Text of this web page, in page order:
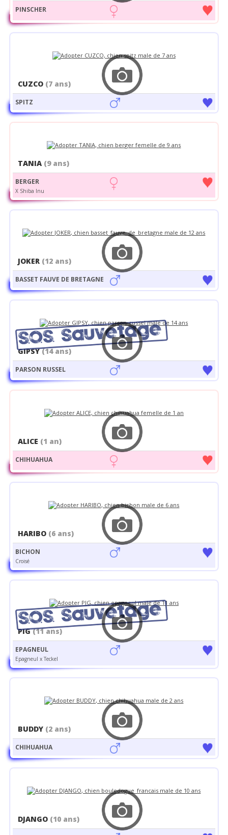
PINSCHER
CUZCO (7 ans)
SPITZ
TANIA (9 ans)
BERGER
X Shiba Inu
JOKER (12 ans)
BASSET FAUVE DE BRETAGNE
GIPSY(14 ans)
PARSON RUSSEL
ALICE (1 an)
CHIHUAHUA
HARIBO (6 ans)
BICHON
Croisé
PIG(11 ans)
EPAGNEUL
Epagneul x Teckel
BUDDY (2 ans)
CHIHUAHUA
DJANGO (10 ans)